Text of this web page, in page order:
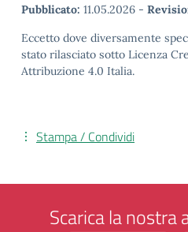
Pubblicato: 11.05.2026 -
Eccetto dove diversamente
stato rilasciato sotto Licenza
Attribuzione 4.0 Italia.
Stampa / Condividi
Scarica la nostra